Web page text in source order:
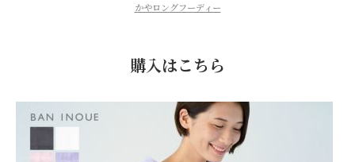
かやロングフーディー
購入はこちら